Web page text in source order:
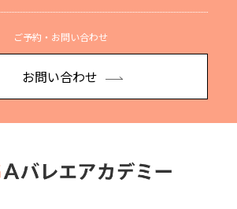
ご予約・お問い合わせ
お問い合わせ